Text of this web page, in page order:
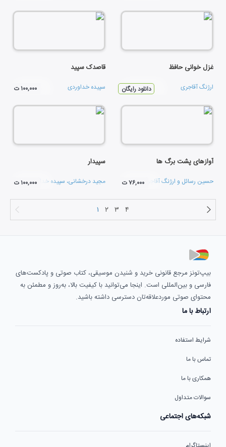
غزل خوانی حافظ
ارژنگ آقاجری دانلود رایگان
قاصدک سپید
سپیده خداوردی ۱۰۰,۰۰۰ ت
آوازهای پشت برگ ها
حسین رسائل و ارژنگ آقاجری۷۶,۰۰۰ ت
سپیدار
مجید درخشانی، سپیده خداوردیوهوشنگ۱۰۰,۰۰۰ ت
۱ ۲ ۳ ۴
بیپ‌تونز مرجع قانونی خرید و شنیدن موسیقی، کتاب صوتی و پادکست‌های
فارسی و بین‌المللی است. اینجا می‌توانید با کیفیت بالا، به‌روز و مطمئن به
محتوای صوتی موردعلاقه‌تان دسترسی داشته باشید.
ارتباط با ما
شرایط استفاده
تماس با ما
همکاری با ما
سوالات متداول
شبکه‌های اجتماعی